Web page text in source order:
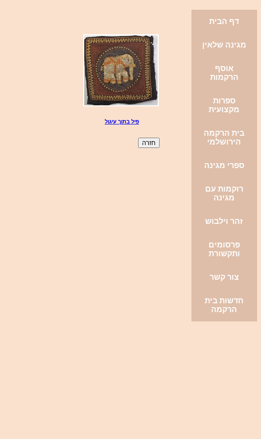
דף הבית
מגינה שלאין
אוסף
הרקמות
ספרות
מקצועית
בית הרקמה
הירושלמי
ספרי מגינה
רוקמות עם
מגינה
זהר וילבוש
פרסומים
ותקשורת
צור קשר
חדשות בית
הרקמה
פיל בתוך עיגול